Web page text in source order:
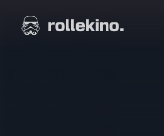
suoraan
sisältöön
Elokuvat ja elokuva-arviot | Rollekino.fi